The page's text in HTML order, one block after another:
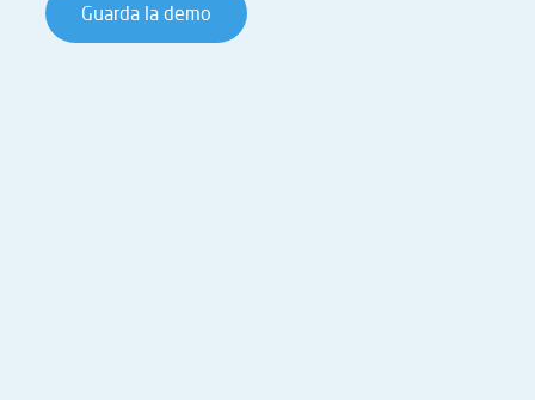
Guarda la demo